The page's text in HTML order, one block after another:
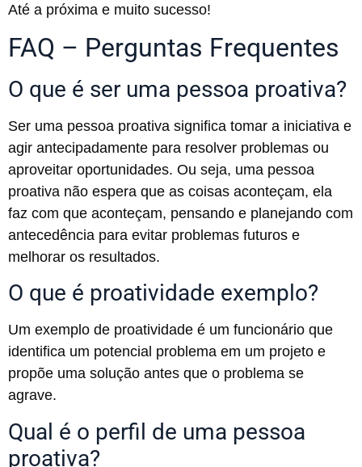
Até a próxima e muito sucesso!
FAQ – Perguntas Frequentes
O que é ser uma pessoa proativa?
Ser uma pessoa proativa significa tomar a iniciativa e
agir antecipadamente para resolver problemas ou
aproveitar oportunidades. Ou seja, uma pessoa
proativa não espera que as coisas aconteçam, ela
faz com que aconteçam, pensando e planejando com
antecedência para evitar problemas futuros e
melhorar os resultados.
O que é proatividade exemplo?
Um exemplo de proatividade é um funcionário que
identifica um potencial problema em um projeto e
propõe uma solução antes que o problema se
agrave.
Qual é o perfil de uma pessoa
proativa?